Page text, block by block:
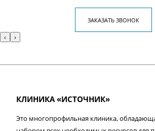
ЗАКАЗАТЬ ЗВОНОК
‹ ›
КЛИНИКА «ИСТОЧНИК»
Это многопрофильная клиника,